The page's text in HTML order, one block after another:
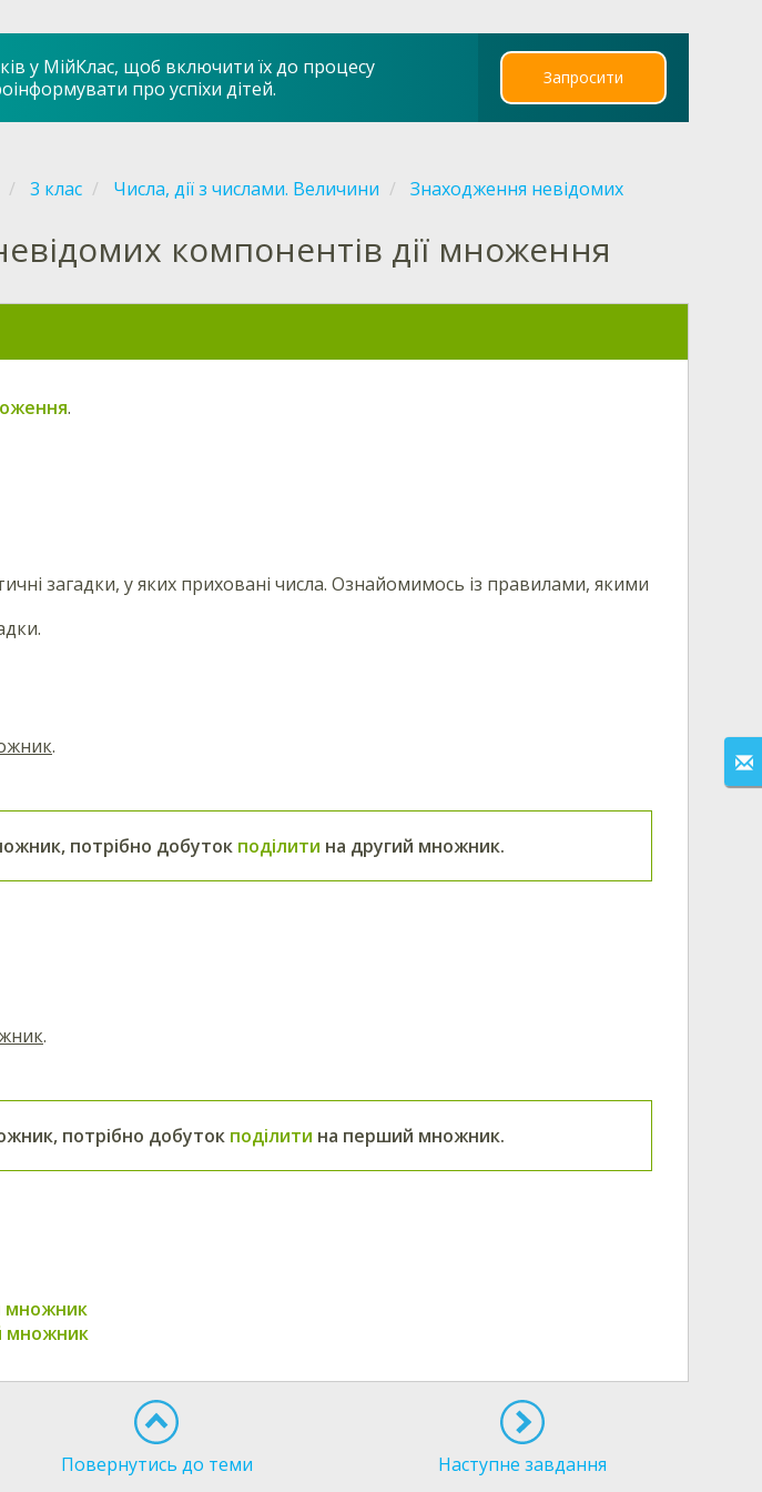
у МійКлас, щоб включити їх до процесу
про успіхи дітей.
Запросити
3 клас Числа, дії з числами. Величини
Знаходження невідомих
компонентів дії множення
.
загадки, у яких приховані числа. Ознайомимось із правилами, якими
.
потрібно добуток поділити на другий множник.
.
потрібно добуток поділити на перший множник.
множник
множник
Повернутись до теми Наступне завдання